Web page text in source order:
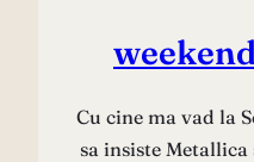
Cu cine ma vad la
sa insiste